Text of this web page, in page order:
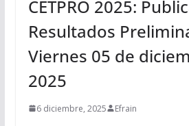
CETPRO 2025:
Resultados
Viernes 05 de
2025
6 diciembre, 2025 Efrain